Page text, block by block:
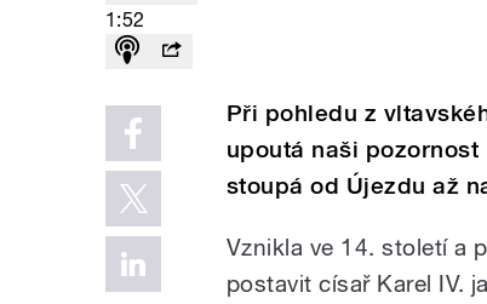
1:52
Při pohledu z
upoutá naši
stoupá od Újezdu až
Vznikla ve 14. století a
postavit císař Karel IV.